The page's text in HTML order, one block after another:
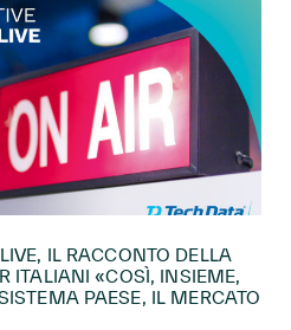
IL RACCONTO DELLA
ITALIANI «COSÌ, INSIEME,
PAESE, IL MERCATO